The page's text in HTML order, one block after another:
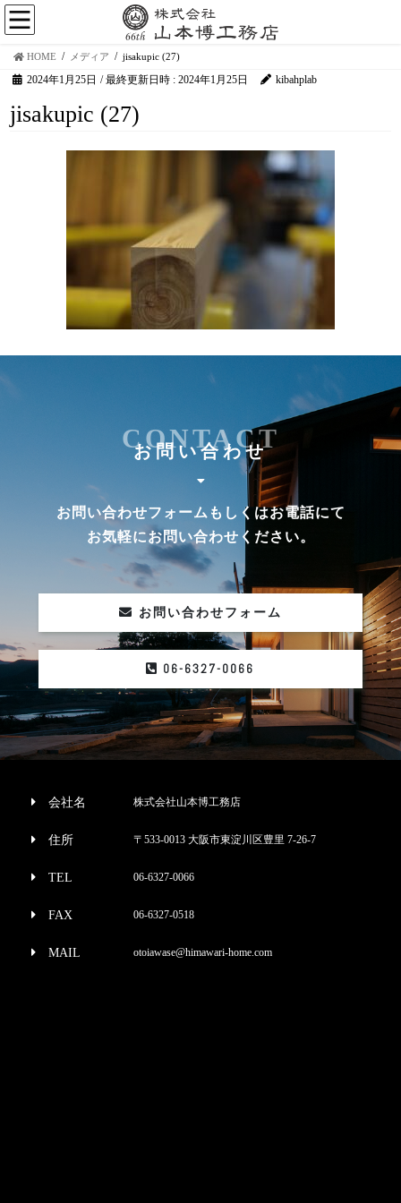
HOME メディア jisakupic (27)
2024年1月25日 / 最終更新日時 :2024年1月25日 kibahplab
jisakupic (27)
お問い合わせ
CONTACT
お問い合わせフォームもしくはお電話にて
お気軽にお問い合わせください。
お問い合わせフォーム
06-6327-0066
会社名 株式会社山本博工務店
住所 〒533-0013 大阪市東淀川区豊里 7-26-7
TEL 06-6327-0066
FAX 06-6327-0518
MAIL otoiawase@himawari-home.com